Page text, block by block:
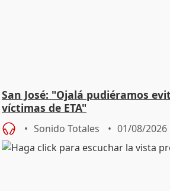
San José: "Ojalá pudiéramos
víctimas de ETA"
Sonido Totales 01/08/2026